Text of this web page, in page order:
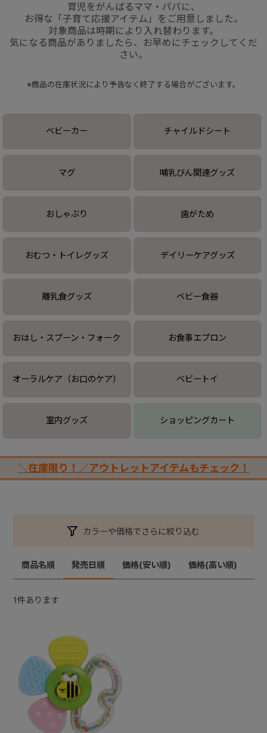
育児をがんばるママ・パパに、
お得な「子育て応援アイテム」をご用意しました。
対象商品は時期により入れ替わります。
気になる商品がありましたら、お早めにチェックしてくだ
さい。
※商品の在庫状況により予告なく終了する場合がございます。
ベビーカー チャイルドシート
マグ 哺乳びん関連グッズ
おしゃぶり 歯がため
おむつ・トイレグッズ デイリーケアグッズ
離乳食グッズ ベビー食器
おはし・スプーン・フォーク お食事エプロン
オーラルケア（お口のケア） ベビートイ
室内グッズ ショッピングカート
＼在庫限り！／アウトレットアイテムもチェック！
カラーや価格でさらに絞り込む
商品名順 発売日順 価格(安い順) 価格(高い順)
1件あります